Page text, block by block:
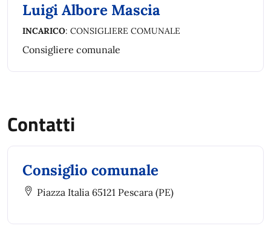
Luigi Albore Mascia
INCARICO: CONSIGLIERE COMUNALE
Consigliere comunale
Contatti
Consiglio comunale
Piazza Italia 65121 Pescara (PE)